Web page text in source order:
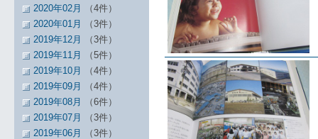
2020年02月
（4件）
2020年01月
（3件）
2019年12月
（3件）
2019年11月
（5件）
2019年10月
（4件）
2019年09月
（4件）
2019年08月
（6件）
2019年07月
（3件）
2019年06月
（3件）